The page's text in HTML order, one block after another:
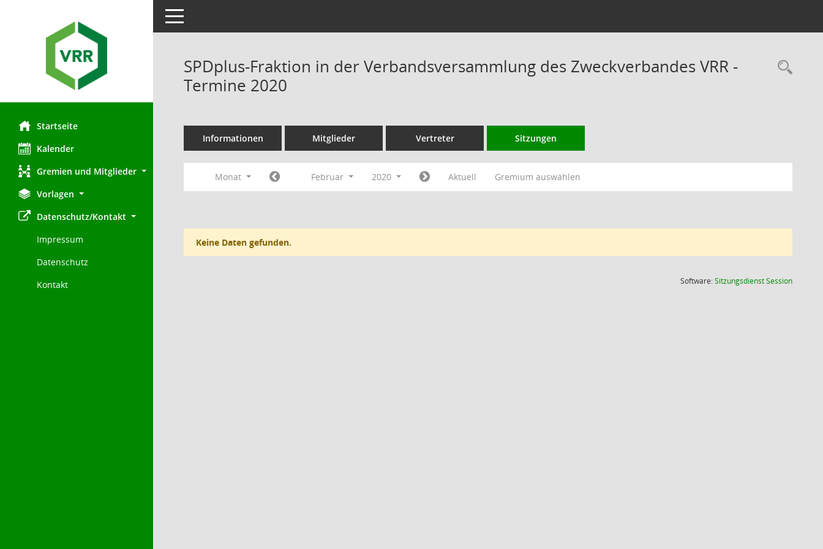
Startseite
Kalender
Gremien und Mitglieder
Vorlagen
Datenschutz/Kontakt
Impressum
Datenschutz
Kontakt
Toggle navigation
SPDplus-Fraktion in der Verbandsversammlung des Zweckverbandes VRR -
Termine 2020
Informationen Mitglieder Vertreter Sitzungen
Monat Februar 2020 Aktuell Gremium auswählen
Keine Daten gefunden.
Software:SitzungsdienstSession(Wird in